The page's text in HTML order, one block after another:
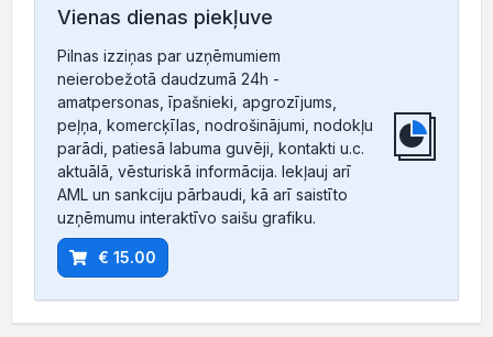
Vienas dienas piekļuve
Pilnas izziņas par uzņēmumiem
neierobežotā daudzumā 24h -
amatpersonas, īpašnieki, apgrozījums,
peļņa, komercķīlas, nodrošinājumi, nodokļu
parādi, patiesā labuma guvēji, kontakti u.c.
aktuālā, vēsturiskā informācija. Iekļauj arī
AML un sankciju pārbaudi, kā arī saistīto
uzņēmumu interaktīvo saišu grafiku.
€ 15.00